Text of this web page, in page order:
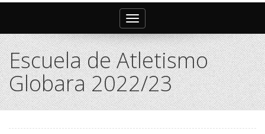
Toggle
navigation
Escuela de Atletismo
Globara 2022/23